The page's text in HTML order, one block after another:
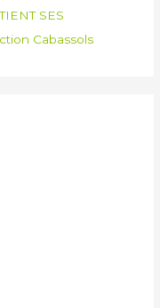
SES
Cabassols